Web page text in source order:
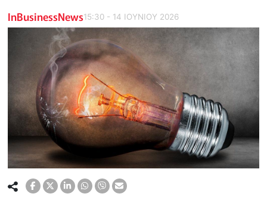
InBusinessNews15:30 - 14 ΙΟΥΝΙΟΥ 2026